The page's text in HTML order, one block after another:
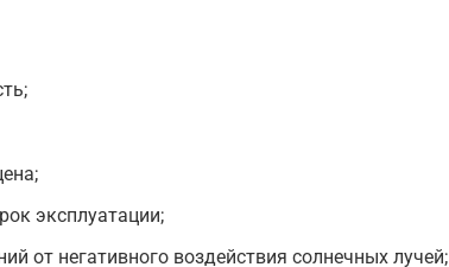
эксплуатации;
от негативного воздействия солнечных лучей;